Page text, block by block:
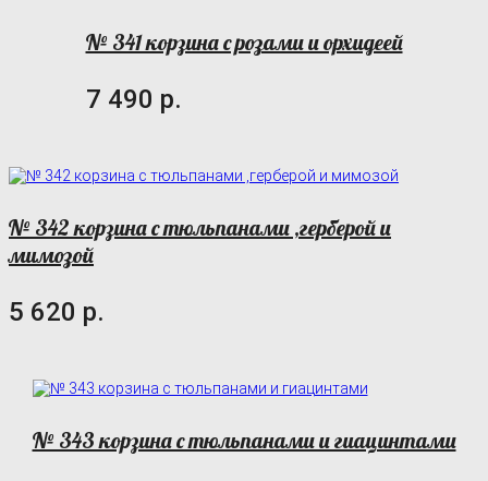
№ 341 корзина с розами и орхидеей
7 490 р.
№ 342 корзина с тюльпанами ,герберой и
мимозой
5 620 р.
№ 343 корзина с тюльпанами и гиацинтами